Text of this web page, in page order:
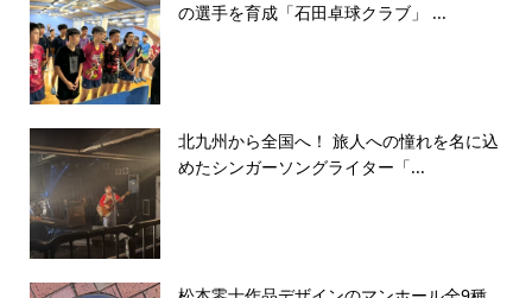
の選手を育成「石田卓球クラブ」 ...
北九州から全国へ！ 旅人への憧れを名に込
めたシンガーソングライター「...